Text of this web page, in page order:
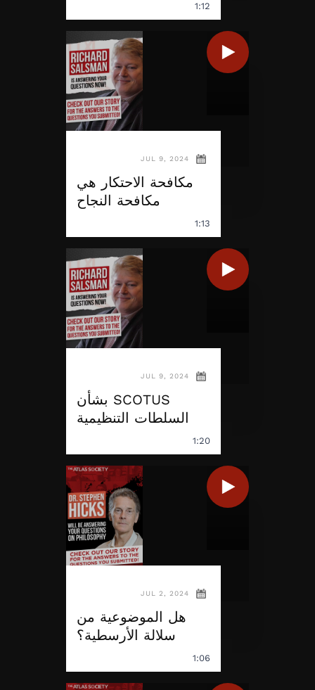
1:12
JUL 9, 2024
مكافحة الاحتكار هي
مكافحة النجاح
1:13
JUL 9, 2024
SCOTUS بشأن
السلطات التنظيمية
1:20
JUL 2, 2024
هل الموضوعية من
سلالة الأرسطية؟
1:06